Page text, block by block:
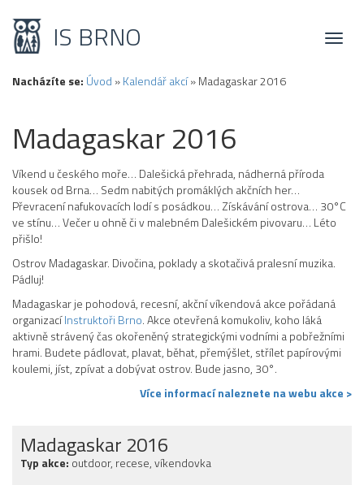
Toggle
IS BRNO
Nacházíte se: Úvod »Kalendář akcí»Madagaskar 2016
Madagaskar 2016
Víkend u českého moře… Dalešická přehrada, nádherná příroda
kousek od Brna… Sedm nabitých promáklých akčních her…
Převracení nafukovacích lodí s posádkou… Získávání ostrova… 30°C
ve stínu… Večer u ohně či v malebném Dalešickém pivovaru… Léto
přišlo!
Ostrov Madagaskar. Divočina, poklady a skotačivá pralesní muzika.
Pádluj!
Madagaskar je pohodová, recesní, akční víkendová akce pořádaná
organizacíInstruktoři Brno. Akce otevřená komukoliv, koho láká
aktivně strávený čas okořeněný strategickými vodními a pobřežními
hrami. Budete pádlovat, plavat, běhat, přemýšlet, střílet papírovými
koulemi, jíst, zpívat a dobývat ostrov. Bude jasno, 30°.
Více informací naleznete na webu akce >
Madagaskar 2016
Typ akce: outdoor, recese, víkendovka